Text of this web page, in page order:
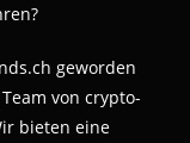
geworden
von crypto-
bieten eine